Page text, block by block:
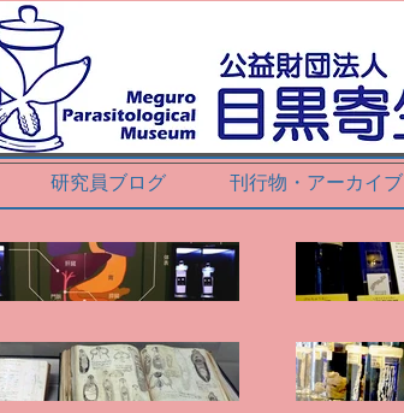
研究員ブログ 刊行物・アーカイブ